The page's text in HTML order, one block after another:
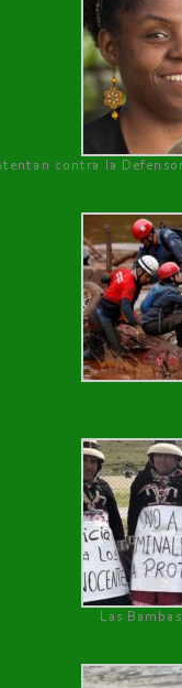
contra la
Las